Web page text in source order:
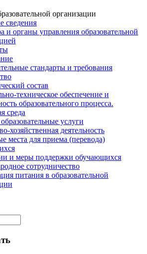
организации
сведения
и органы управления образовательной
стандарты и требования
состав
техническое обеспечение и
образовательного процесса.
среда
услуги
хозяйственная деятельность
места для приема (перевода)
и меры поддержки обучающихся
сотрудничество
питания в образовательной